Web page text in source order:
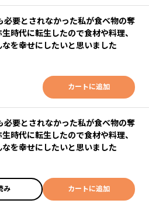
必要とされなかった私が食べ物の奪
時代に転生したので食材や料理、
を幸せにしたいと思いました
カートに追加
必要とされなかった私が食べ物の奪
時代に転生したので食材や料理、
を幸せにしたいと思いました
み
カートに追加